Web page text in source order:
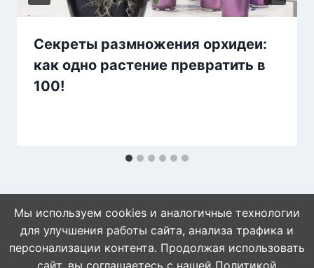
Секреты размножения орхидеи:
как одно растение превратить в
100!
Мы используем cookies и аналогичные технологии
для улучшения работы сайта, анализа трафика и
персонализации контента. Продолжая использовать
сайт, вы соглашаетесь с нашей Политикой